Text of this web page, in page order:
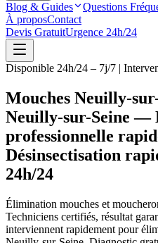
Blog & Guides Questions
À proposContact
Devis GratuitUrgence 24h/24
Disponible 24h/24 – 7j/7 |
Mouches Neuilly-
Neuilly-sur-Seine —
professionnelle
Désinsectisation
24h/24
Élimination mouches et
Techniciens certifiés, résultat
interviennent rapidement pour